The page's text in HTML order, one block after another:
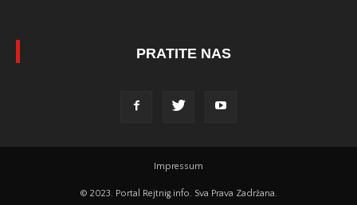
PRATITE NAS
Impressum
© 2023. Portal Rejtnig.info. Sva Prava Zadržana.